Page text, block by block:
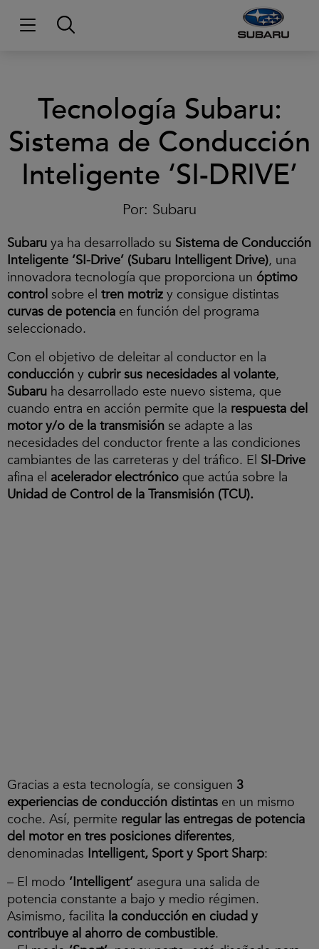
Tecnología Subaru:
Sistema de Conducción
Inteligente ‘SI-DRIVE’
Por: Subaru
Subaru ya ha desarrollado su Sistema de Conducción
Inteligente ‘SI-Drive’ (Subaru Intelligent Drive), una
innovadora tecnología que proporciona un óptimo
control sobre el tren motriz y consigue distintas
curvas de potencia en función del programa
seleccionado.
Con el objetivo de deleitar al conductor en la
conducción y cubrir sus necesidades al volante,
Subaru ha desarrollado este nuevo sistema, que
cuando entra en acción permite que la respuesta del
motor y/o de la transmisión se adapte a las
necesidades del conductor frente a las condiciones
cambiantes de las carreteras y del tráfico. El SI-Drive
afina el acelerador electrónico que actúa sobre la
Unidad de Control de la Transmisión (TCU).
Gracias a esta tecnología, se consiguen 3
experiencias de conducción distintas en un mismo
coche. Así, permite regular las entregas de potencia
del motor en tres posiciones diferentes,
denominadas Intelligent, Sport y Sport Sharp:
– El modo ‘Intelligent’ asegura una salida de
potencia constante a bajo y medio régimen.
Asimismo, facilita la conducción en ciudad y
contribuye al ahorro de combustible.